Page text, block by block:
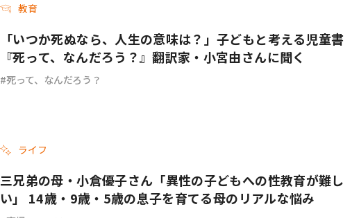
教育
「いつか死ぬなら、人生の意味は？」子どもと考える児童書
『死って、なんだろう？』翻訳家・小宮由さんに聞く
死って、なんだろう？
ライフ
三兄弟の母・小倉優子さん「異性の子どもへの性教育が難し
い」 14歳・9歳・5歳の息子を育てる母のリアルな悩み